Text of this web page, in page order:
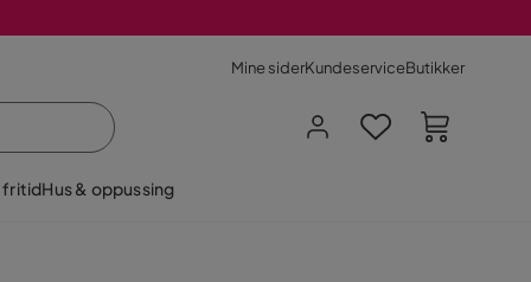
Mine siderKundeserviceButikker
fritidHus & oppussing